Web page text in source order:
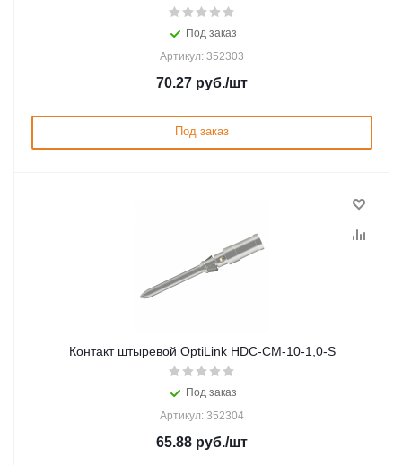
Под заказ
Артикул: 352303
70.27 руб./шт
Под заказ
Контакт штыревой OptiLink HDC-CM-10-1,0-S
Под заказ
Артикул: 352304
65.88 руб./шт